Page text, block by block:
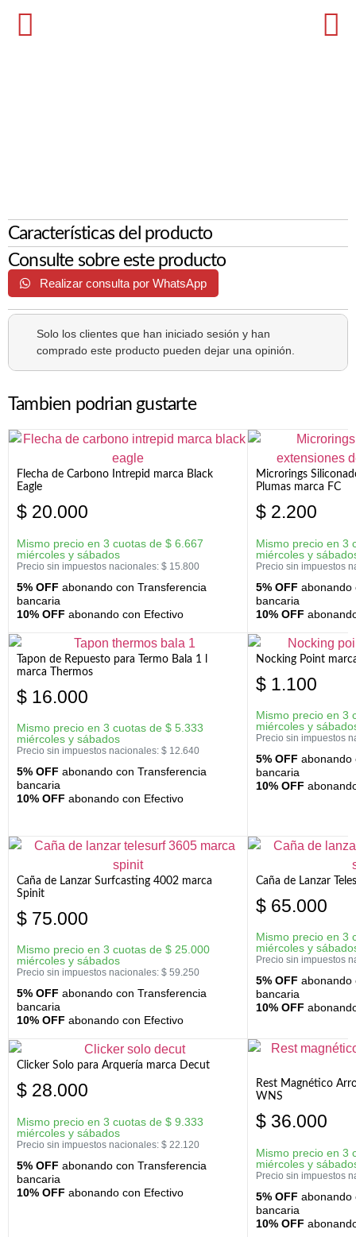
Características del producto
Consulte sobre este producto
Realizar consulta por WhatsApp
Solo los clientes que han iniciado sesión y han
comprado este producto pueden dejar una opinión.
Tambien podrian gustarte
Flecha de Carbono Intrepid marca Black
Eagle
$ 20.000
Mismo precio en 3 cuotas de $ 6.667
miércoles y sábados
Precio sin impuestos nacionales: $ 15.800
5% OFF abonando con Transferencia
bancaria
10% OFF abonando con Efectivo
Microrings
Plumas marca FC
$ 2.200
Mismo precio en 3
miércoles y
Precio sin impuestos
5% OFF abonando
bancaria
10% OFF
Tapon de Repuesto para Termo Bala 1 l
marca Thermos
$ 16.000
Mismo precio en 3 cuotas de $ 5.333
miércoles y sábados
Precio sin impuestos nacionales: $ 12.640
5% OFF abonando con Transferencia
bancaria
10% OFF abonando con Efectivo
Nocking Point
$ 1.100
Mismo precio en 3
miércoles y
Precio sin impuestos
5% OFF abonando
bancaria
10% OFF
Caña de Lanzar Surfcasting 4002 marca
Spinit
$ 75.000
Mismo precio en 3 cuotas de $ 25.000
miércoles y sábados
Precio sin impuestos nacionales: $ 59.250
5% OFF abonando con Transferencia
bancaria
10% OFF abonando con Efectivo
Caña de Lanzar
$ 65.000
Mismo precio en 3
miércoles y
Precio sin impuestos
5% OFF abonando
bancaria
10% OFF
Clicker Solo para Arquería marca Decut
$ 28.000
Mismo precio en 3 cuotas de $ 9.333
miércoles y sábados
Precio sin impuestos nacionales: $ 22.120
5% OFF abonando con Transferencia
bancaria
10% OFF abonando con Efectivo
Rest Magnético
WNS
$ 36.000
Mismo precio en 3
miércoles y
Precio sin impuestos
5% OFF abonando
bancaria
10% OFF